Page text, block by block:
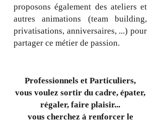
proposons également des ateliers et
autres animations (team building,
privatisations, anniversaires, ...) pour
partager ce métier de passion.
Professionnels et Particuliers,
vous voulez sortir du cadre, épater,
régaler, faire plaisir...
vous cherchez à renforcer le